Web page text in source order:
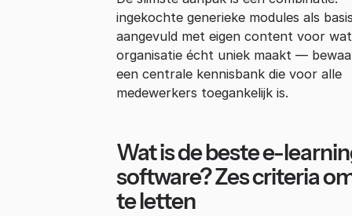
ingekochte generieke modules als
aangevuld met eigen content voor
organisatie écht uniek maakt —
een centrale kennisbank die voor alle
medewerkers toegankelijk is.
Wat is de beste e-
software? Zes criteria
te letten